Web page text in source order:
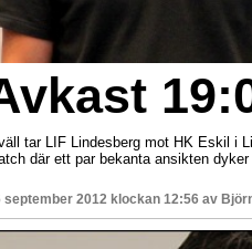
tar LIF Lindesberg mot HK Eskil i
där ett par bekanta ansikten
september 2012 klockan 12:56 av